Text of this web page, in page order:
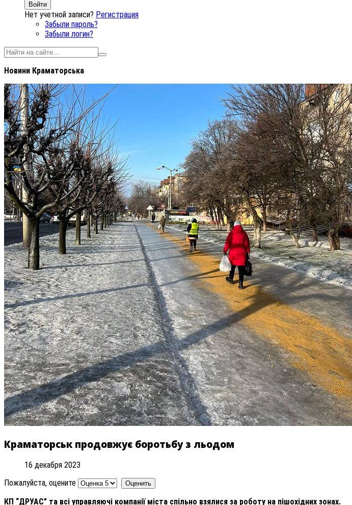
Войти
Нет учетной записи? Регистрация
Забыли пароль?
Забыли логин?
Новини Краматорська
Краматорськ продовжує боротьбу з льодом
16 декабря 2023
Пожалуйста, оцените
КП “ДРУАС” та всі управляючі компанії міста спільно взялися за роботу на пішохідних зонах.